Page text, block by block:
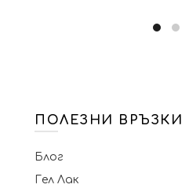
ПОЛЕЗНИ ВРЪЗКИ
Блог
Гел Лак